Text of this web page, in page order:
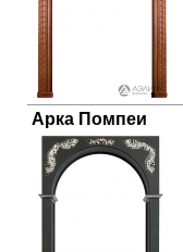
Арка Помпеи